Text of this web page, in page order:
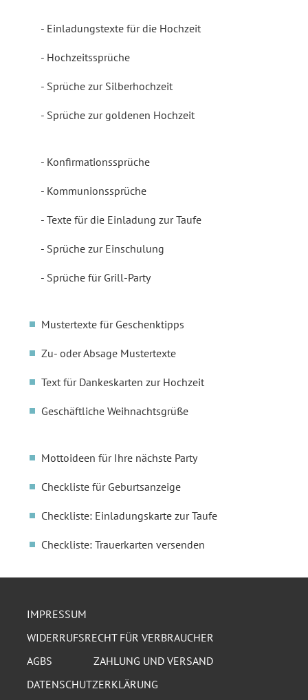
Einladungstexte für die Hochzeit
Hochzeitssprüche
Sprüche zur Silberhochzeit
Sprüche zur goldenen Hochzeit
Konfirmationssprüche
Kommunionssprüche
Texte für die Einladung zur Taufe
Sprüche zur Einschulung
Sprüche für Grill-Party
Mustertexte für Geschenktipps
Zu- oder Absage Mustertexte
Text für Dankeskarten zur Hochzeit
Geschäftliche Weihnachtsgrüße
Mottoideen für Ihre nächste Party
Checkliste für Geburtsanzeige
Checkliste: Einladungskarte zur Taufe
Checkliste: Trauerkarten versenden
IMPRESSUM
WIDERRUFSRECHT FÜR VERBRAUCHER
AGBS
ZAHLUNG UND VERSAND
DATENSCHUTZERKLÄRUNG